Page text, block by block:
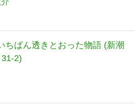
ちばん透きとおった物語 (新潮
2)